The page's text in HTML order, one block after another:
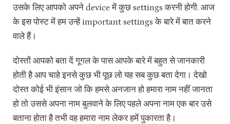
उसके लिए आपको अपने device में कुछ settings करनी होगी. आज
के इस पोस्ट में हम उन्हें important settings के बारे में बात करने
वाले हैं।
दोस्तों आपको बता दें गूगल के पास आपके बारे में बहुत से जानकारी
होती है आप चाहे इनसे कुछ भी पूछ लो यह सब कुछ बता देगा। देखो
दोस्त कोई भी इंसान जो कि हमसे अनजान हो हमारा नाम नहीं जानता
हो तो उससे अपना नाम बुलवाने के लिए पहले अपना नाम एक बार उसे
बताना होता है तभी वह हमारा नाम लेकर हमें पुकारता है।